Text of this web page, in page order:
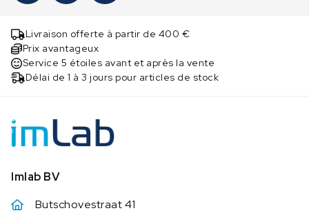
Livraison offerte à partir de 400 €
Prix avantageux
Service 5 étoiles avant et après la vente
Délai de 1 à 3 jours pour articles de stock
Imlab BV
Butschovestraat 41